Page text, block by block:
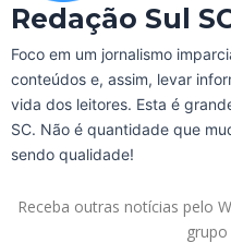
Redação Sul
Foco em um jornalismo
conteúdos e, assim, levar
vida dos leitores. Esta é
SC. Não é quantidade que
sendo qualidade!
Receba outras notícias pelo
grupo